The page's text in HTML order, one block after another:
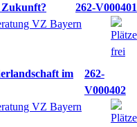
262-V000401
VZ Bayern
im
262-
V000402
VZ Bayern